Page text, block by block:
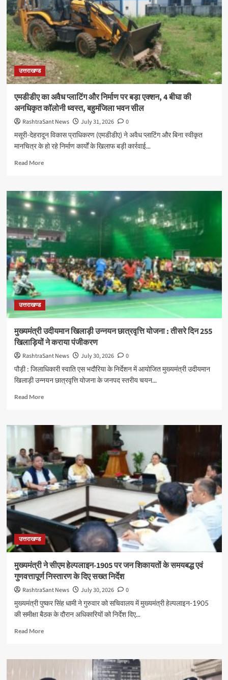
ने
शहीद
ऊधम
सिंह
को
दी
श्रद्धांजलि
उत्तराखण्ड
एमडीडीए का अवैध प्लाटिंग और निर्माण पर बड़ा एक्शन, 4 बीघा की
अनधिकृत कॉलोनी ध्वस्त, बहुमंजिला भवन सील
RashtraSant News July 31, 2026
0
मसूरी-देहरादून विकास प्राधिकरण (एमडीडीए) ने अवैध प्लाटिंग और बिना स्वीकृत
मानचित्र के हो रहे निर्माण कार्यों के खिलाफ बड़ी कार्रवाई...
Read MoreRead
एमडीडीए
का
अवैध
प्लाटिंग
और
निर्माण
बड़ा
एक्शन,
4
बीघा
की
अनधिकृत
कॉलोनी
ध्वस्त,
बहुमंजिला
भवन
सील
उत्तराखण्ड
मुख्यमंत्री उदीयमान खिलाड़ी उन्नयन छात्रवृत्ति योजना : तीसरे दिन 255
खिलाड़ियों ने कराया पंजीकरण
RashtraSant News July 30, 2026
0
पौड़ी : जिलाधिकारी स्वाति एस भदौरिया के निर्देशन में आयोजित मुख्यमंत्री उदीयमान
खिलाड़ी उन्नयन छात्रवृत्ति योजना के जनपद स्तरीय चयन...
Read MoreRead
मुख्यमंत्री
उदीयमान
उन्नयन
छात्रवृत्ति
योजना
:
तीसरे
दिन
खिलाड़ियों
कराया
पंजीकरण
उत्तराखण्ड
मुख्यमंत्री ने सीएम हेल्पलाइन-1905 पर जन शिकायतों के समयबद्ध एवं
गुणवत्तापूर्ण निस्तारण के दिए सख्त निर्देश
RashtraSant News July 30, 2026
0
मुख्यमंत्री पुष्कर सिंह धामी ने गुरुवार को सचिवालय में मुख्यमंत्री हेल्पलाइन-1905
की समीक्षा बैठक के दौरान अधिकारियों को निर्देश दिए...
Read MoreRead
मुख्यमंत्री
सीएम